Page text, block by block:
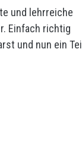
und lehrreiche
Einfach richtig
und nun ein Teil